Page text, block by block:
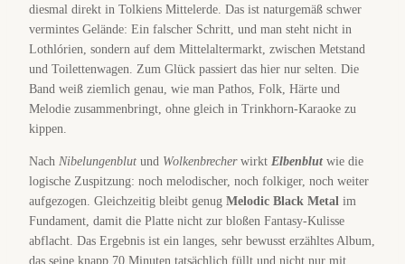
diesmal direkt in Tolkiens Mittelerde. Das ist naturgemäß schwer
vermintes Gelände: Ein falscher Schritt, und man steht nicht in
Lothlórien, sondern auf dem Mittelaltermarkt, zwischen Metstand
und Toilettenwagen. Zum Glück passiert das hier nur selten. Die
Band weiß ziemlich genau, wie man Pathos, Folk, Härte und
Melodie zusammenbringt, ohne gleich in Trinkhorn-Karaoke zu
kippen.
Nach Nibelungenblut und Wolkenbrecherwirkt Elbenblut wie die
logische Zuspitzung: noch melodischer, noch folkiger, noch weiter
aufgezogen. Gleichzeitig bleibt genug Melodic Black Metal im
Fundament, damit die Platte nicht zur bloßen Fantasy-Kulisse
abflacht. Das Ergebnis ist ein langes, sehr bewusst erzähltes Album,
das seine knapp 70 Minuten tatsächlich füllt und nicht nur mit